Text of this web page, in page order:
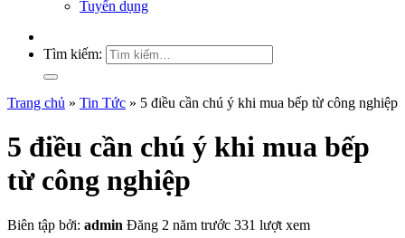
Tuyển dụng
Tìm kiếm:
Trang chủ » Tin Tức » 5 điều cần chú ý khi mua bếp từ công nghiệp
5 điều cần chú ý khi mua bếp
từ công nghiệp
Biên tập bởi: admin Đăng 2 năm trước 331 lượt xem